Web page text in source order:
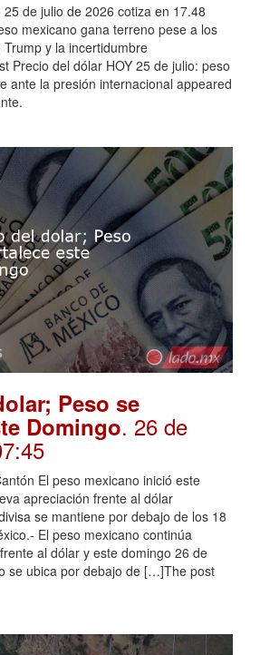
25 de julio de 2026 cotiza en 17.48
mexicano gana terreno pese a los
y la incertidumbre
Precio del dólar HOY 25 de julio: peso
ante la presión internacional appeared
Peso se
Domingo. 26 de
El peso mexicano inició este
apreciación frente al dólar
se mantiene por debajo de los 18
El peso mexicano continúa
al dólar y este domingo 26 de
se ubica por debajo de […]The post